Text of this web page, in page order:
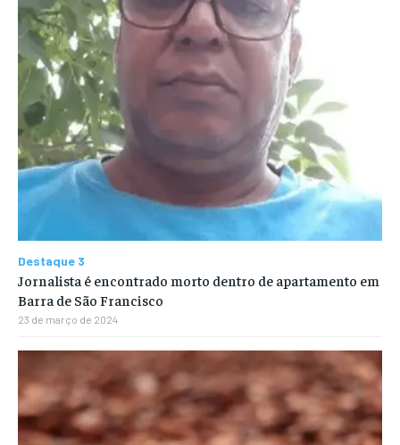
Destaque 3
Jornalista é encontrado morto dentro de apartamento em
Barra de São Francisco
23 de março de 2024